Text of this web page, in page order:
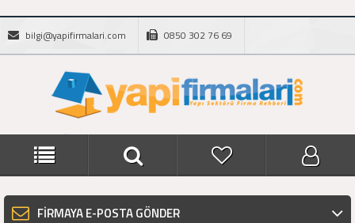
bilgi@yapifirmalari.com 0850 302 76 69
FİRMAYA E-POSTA GÖNDER